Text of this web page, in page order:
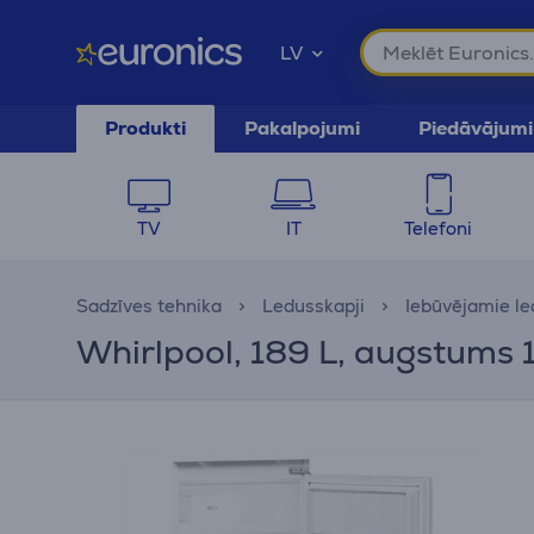
LV
Produkti Pakalpojumi Piedāvājumi
TV IT Telefoni
Sadzīves tehnika Ledusskapji Iebūvējamie
Whirlpool, 189 L, augstums